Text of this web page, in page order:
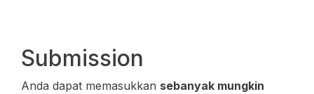
Submission
Anda dapat memasukkan sebanyak mungkin